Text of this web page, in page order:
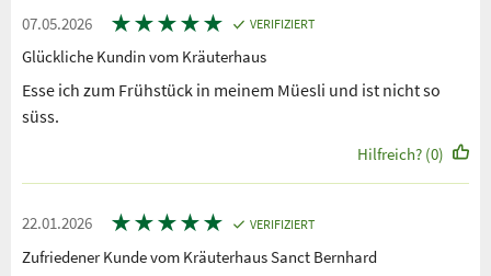
07.05.2026 ★★★★★ VERIFIZIERT
Glückliche Kundin vom Kräuterhaus
Esse ich zum Frühstück in meinem Müesli und ist nicht so
süss.
Hilfreich? (0)
22.01.2026 ★★★★★ VERIFIZIERT
Zufriedener Kunde vom Kräuterhaus Sanct Bernhard